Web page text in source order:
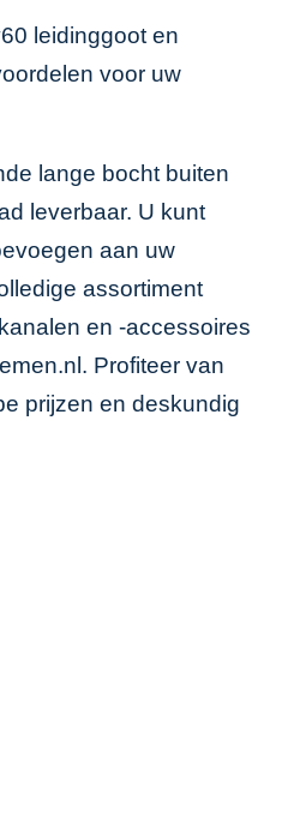
leidinggoot en
voor uw
lange bocht buiten
leverbaar. U kunt
aan uw
assortiment
en -accessoires
. Profiteer van
prijzen en deskundig